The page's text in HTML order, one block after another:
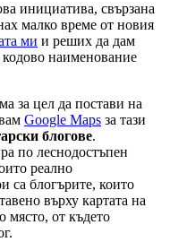
инициатива, свързана
малко време от новия
ми и реших да дам
наименование
за цел да постави на
Google Maps за тази
блогове.
по леснодостъпен
реално
са блогърите, които
върху картата на
място, от където